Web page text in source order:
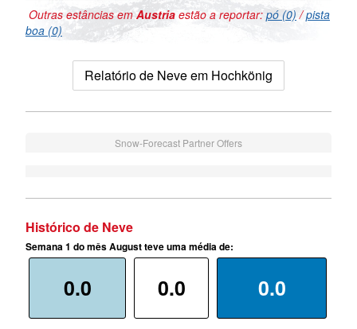
Outras estâncias emAustria estão a reportar: pó (0) /pista
boa (0)
Relatório de Neve em Hochkönig
Snow-Forecast Partner Offers
Histórico de Neve
Semana 1 do mês August teve uma média de:
0.0 0.0 0.0